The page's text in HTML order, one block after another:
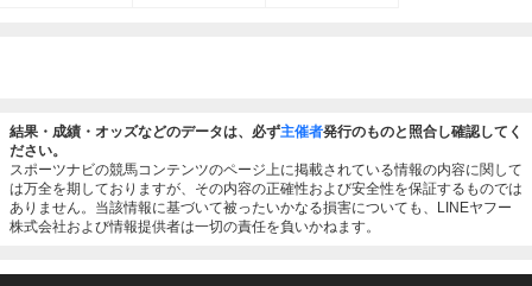
結果・成績・オッズなどのデータは、必ず主催者発行のものと照合し確認してく
ださい。
スポーツナビの競馬コンテンツのページ上に掲載されている情報の内容に関して
は万全を期しておりますが、その内容の正確性および安全性を保証するものでは
ありません。当該情報に基づいて被ったいかなる損害についても、LINEヤフー
株式会社および情報提供者は一切の責任を負いかねます。